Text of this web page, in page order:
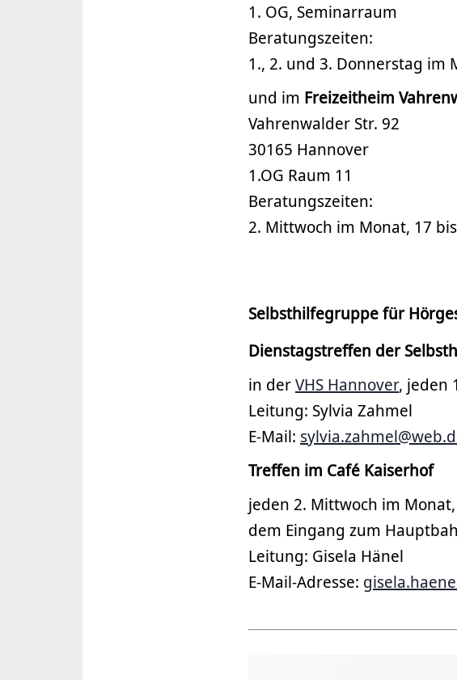
1. OG, Seminarraum
Beratungszeiten:
1., 2. und 3. Donnerstag im
und im Freizeitheim
Vahrenwalder Str. 92
30165 Hannover
1.OG Raum 11
Beratungszeiten:
2. Mittwoch im Monat, 17
Selbsthilfegruppe für
Dienstagstreffen der
in derVHS Hannover, jeden
Leitung: Sylvia Zahmel
E-Mail:
Treffen im Café Kaiserhof
jeden 2. Mittwoch im
dem Eingang zum
Leitung: Gisela Hänel
E-Mail-Adresse: